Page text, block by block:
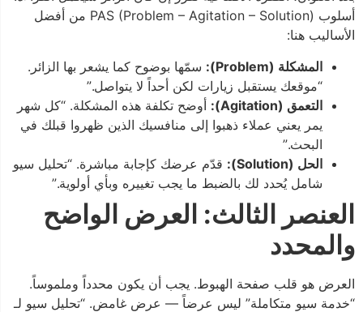
أسلوب PAS (Problem – Agitation – Solution) من أفضل
الأساليب هنا:
المشكلة (Problem):
سمّها بوضوح كما يشعر بها الزائر.
“موقعك يستقبل زيارات لكن أحداً لا يتواصل.”
التعمق (Agitation):
أوضح تكلفة هذه المشكلة. “كل شهر
يمر يعني عملاء ذهبوا إلى منافسيك الذين ظهروا قبلك في
البحث.”
الحل (Solution):
قدّم عرضك كإجابة مباشرة. “تحليل سيو
شامل يُحدد لك بالضبط ما يجب تغييره وبأي أولوية.”
العنصر الثالث: العرض الواضح
والمحدد
العرض هو قلب صفحة الهبوط. يجب أن يكون محدداً وملموساً.
“خدمة سيو متكاملة” ليس عرضاً — عرض غامض. “تحليل سيو لـ